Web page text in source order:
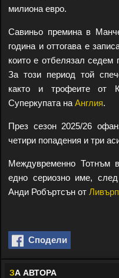
милиона евро.
Савиньо премина в
година и оттогава е
които е отбелязал седем
За този период той
както и трофеите от
Суперкупата на Англия.
През сезон 2025/26
четири попадения и три
Междувременно Тотнъм
едно сериозно име,
Анди Робъртсън от
Сподели
ЗА АВТОРА